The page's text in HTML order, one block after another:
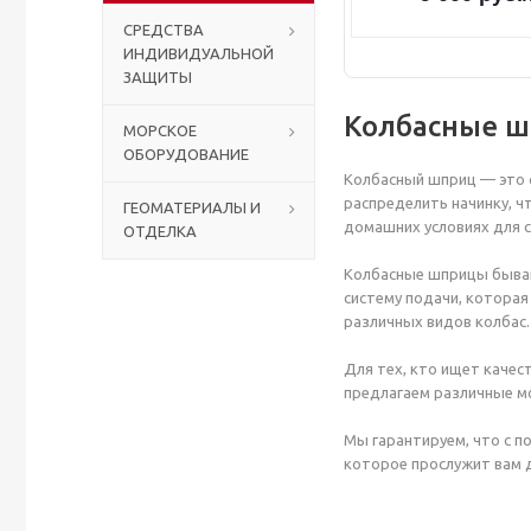
СРЕДСТВА
ИНДИВИДУАЛЬНОЙ
ЗАЩИТЫ
МОРСКОЕ
ОБОРУДОВАНИЕ
ГЕОМАТЕРИАЛЫ И
ОТДЕЛКА
Колбасные
Колбасный шприц — это
распределить начинку,
домашних условиях для
Колбасные шприцы
систему подачи,
различных видов колбас.
Для тех, кто ищет
предлагаем различные
Мы гарантируем, что с
которое прослужит вам
Столы с лавками
Биометрические терминалы
Комплекты для дистанционного управления
Аккумуляторы аккумуляторные батареи для ИБП